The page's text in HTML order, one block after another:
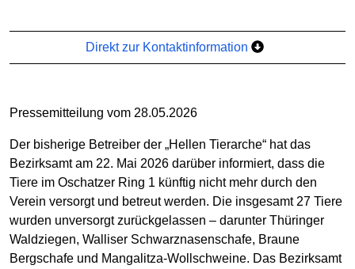
Direkt zur Kontaktinformation
Pressemitteilung vom 28.05.2026
Der bisherige Betreiber der „Hellen Tierarche“ hat das
Bezirksamt am 22. Mai 2026 darüber informiert, dass die
Tiere im Oschatzer Ring 1 künftig nicht mehr durch den
Verein versorgt und betreut werden. Die insgesamt 27 Tiere
wurden unversorgt zurückgelassen – darunter Thüringer
Waldziegen, Walliser Schwarznasenschafe, Braune
Bergschafe und Mangalitza-Wollschweine. Das Bezirksamt